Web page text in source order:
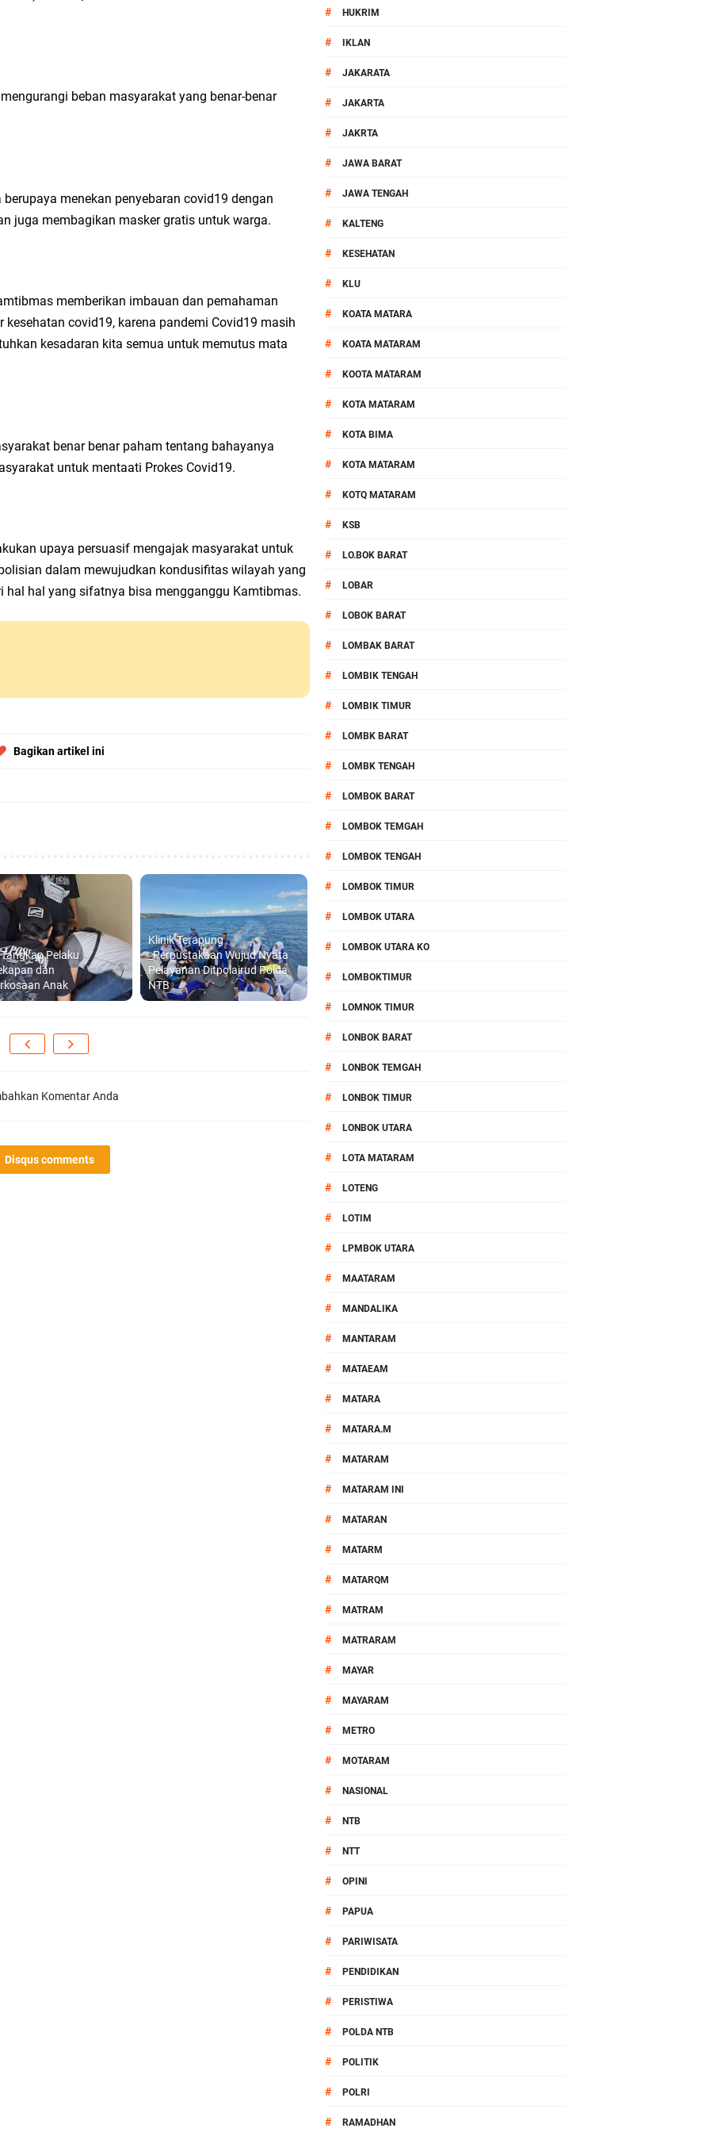
III Bulutangkis Kapolri Cup 2026
Pemusnahan BB Narkotika dan Pil Exstasi
Patroli Sisir Wilayah Cakranegara
Dorong Sinergi Hadapi Tantangan Kamtibmas
beban masyarakat yang benar-benar
menekan penyebaran covid19 dengan
juga membagikan masker gratis untuk warga.
memberikan imbauan dan pemahaman
covid19, karena pandemi Covid19 masih
kesadaran kita semua untuk memutus mata
benar benar paham tentang bahayanya
untuk mentaati Prokes Covid19.
upaya persuasif mengajak masyarakat untuk
dalam mewujudkan kondusifitas wilayah yang
hal hal yang sifatnya bisa mengganggu Kamtibmas.
Bagikan artikel ini
Pelaku
dan
Anak
Klinik Terapung
_Perpustakaan Wujud Nyata
Pelayanan Ditpolairud Polda
NTB
Komentar Anda
Disqus comments
# HUKRIM
# IKLAN
# JAKARATA
# JAKARTA
# JAKRTA
# JAWA BARAT
# JAWA TENGAH
# KALTENG
# KESEHATAN
# KLU
# KOATA MATARA
# KOATA MATARAM
# KOOTA MATARAM
# KOTA MATARAM
# KOTA BIMA
# KOTA MATARAM
# KOTQ MATARAM
# KSB
# LO.BOK BARAT
# LOBAR
# LOBOK BARAT
# LOMBAK BARAT
# LOMBIK TENGAH
# LOMBIK TIMUR
# LOMBK BARAT
# LOMBK TENGAH
# LOMBOK BARAT
# LOMBOK TEMGAH
# LOMBOK TENGAH
# LOMBOK TIMUR
# LOMBOK UTARA
# LOMBOK UTARA KO
# LOMBOKTIMUR
# LOMNOK TIMUR
# LONBOK BARAT
# LONBOK TEMGAH
# LONBOK TIMUR
# LONBOK UTARA
# LOTA MATARAM
# LOTENG
# LOTIM
# LPMBOK UTARA
# MAATARAM
# MANDALIKA
# MANTARAM
# MATAEAM
# MATARA
# MATARA.M
# MATARAM
# MATARAM INI
# MATARAN
# MATARM
# MATARQM
# MATRAM
# MATRARAM
# MAYAR
# MAYARAM
# METRO
# MOTARAM
# NASIONAL
# NTB
# NTT
# OPINI
# PAPUA
# PARIWISATA
# PENDIDIKAN
# PERISTIWA
# POLDA NTB
# POLITIK
# POLRI
# RAMADHAN